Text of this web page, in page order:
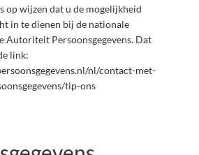
op wijzen dat u de mogelijkheid
in te dienen bij de nationale
Autoriteit Persoonsgegevens. Dat
link:
nl/contact-met-
tip-ons